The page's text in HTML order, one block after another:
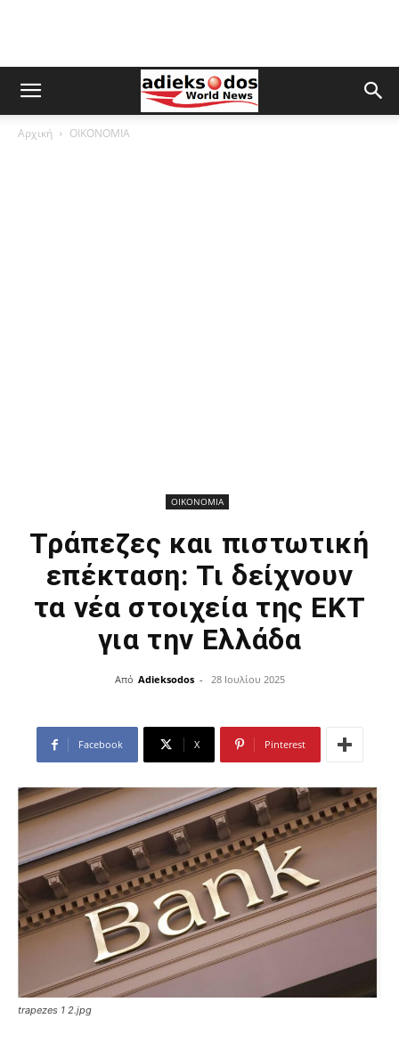
Αρχική ΟΙΚΟΝΟΜΙΑ
ΟΙΚΟΝΟΜΙΑ
Τράπεζες και πιστωτική
επέκταση: Τι δείχνουν
τα νέα στοιχεία της ΕΚΤ
για την Ελλάδα
Από Adieksodos - 28 Ιουλίου 2025
Facebook X Pinterest
trapezes 1 2.jpg